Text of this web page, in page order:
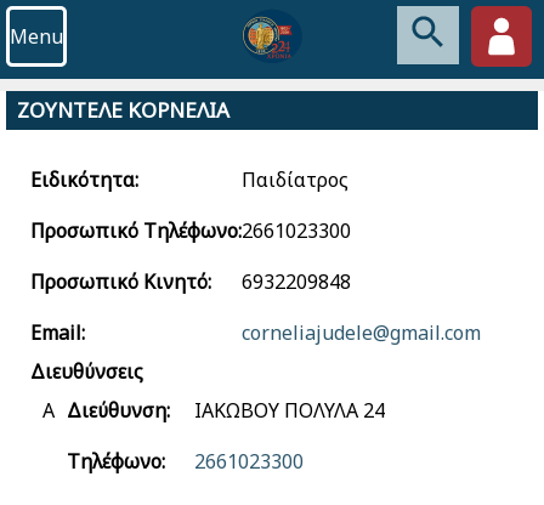
Menu
ΖΟΥΝΤΕΛΕ ΚΟΡΝΕΛΙΑ
Ειδικότητα:
Παιδίατρος
Προσωπικό Τηλέφωνο:2661023300
Προσωπικό Κινητό:
6932209848
Email:
corneliajudele@gmail.com
Διευθύνσεις
Α Διεύθυνση:
ΙΑΚΩΒΟΥ ΠΟΛΥΛΑ 24
Τηλέφωνο:
2661023300